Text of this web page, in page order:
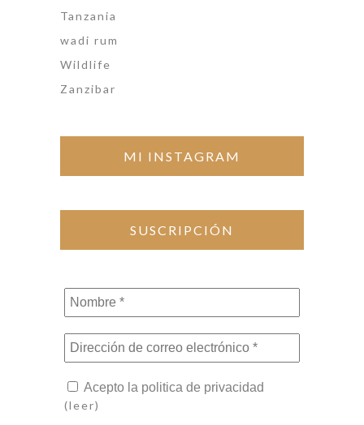
Tanzania
wadi rum
Wildlife
Zanzibar
MI INSTAGRAM
SUSCRIPCIÓN
Nombre
*
Dirección
de
electrónico
*
Acepto la politica de privacidad
(leer)